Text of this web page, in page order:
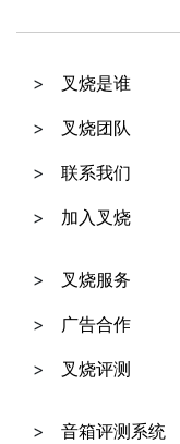
叉烧是谁
叉烧团队
联系我们
加入叉烧
叉烧服务
广告合作
叉烧评测
音箱评测系统